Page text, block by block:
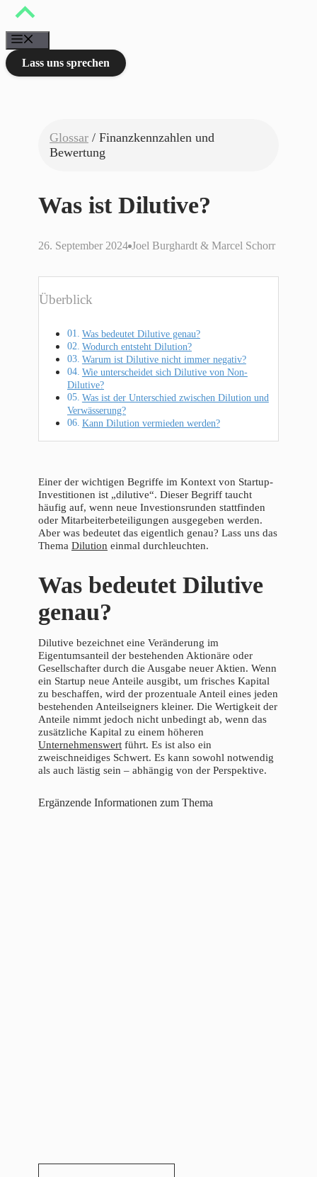
Zum
springen
Lass uns sprechen
Glossar / Finanzkennzahlen und
Bewertung
Was ist Dilutive?
26. September 2024 Joel Burghardt & Marcel Schorr
Überblick
Was bedeutet Dilutive genau?
Wodurch entsteht Dilution?
Warum ist Dilutive nicht immer negativ?
Wie unterscheidet sich Dilutive von Non-
Dilutive?
Was ist der Unterschied zwischen Dilution und
Verwässerung?
Kann Dilution vermieden werden?
Einer der wichtigen Begriffe im Kontext von Startup-
Investitionen ist „dilutive“. Dieser Begriff taucht
häufig auf, wenn neue Investionsrunden stattfinden
oder Mitarbeiterbeteiligungen ausgegeben werden.
Aber was bedeutet das eigentlich genau? Lass uns das
Thema Dilution einmal durchleuchten.
Was bedeutet Dilutive
genau?
Dilutive bezeichnet eine Veränderung im
Eigentumsanteil der bestehenden Aktionäre oder
Gesellschafter durch die Ausgabe neuer Aktien. Wenn
ein Startup neue Anteile ausgibt, um frisches Kapital
zu beschaffen, wird der prozentuale Anteil eines jeden
bestehenden Anteilseigners kleiner. Die Wertigkeit der
Anteile nimmt jedoch nicht unbedingt ab, wenn das
zusätzliche Kapital zu einem höheren
Unternehmenswert führt. Es ist also ein
zweischneidiges Schwert. Es kann sowohl notwendig
als auch lästig sein – abhängig von der Perspektive.
Ergänzende Informationen zum Thema